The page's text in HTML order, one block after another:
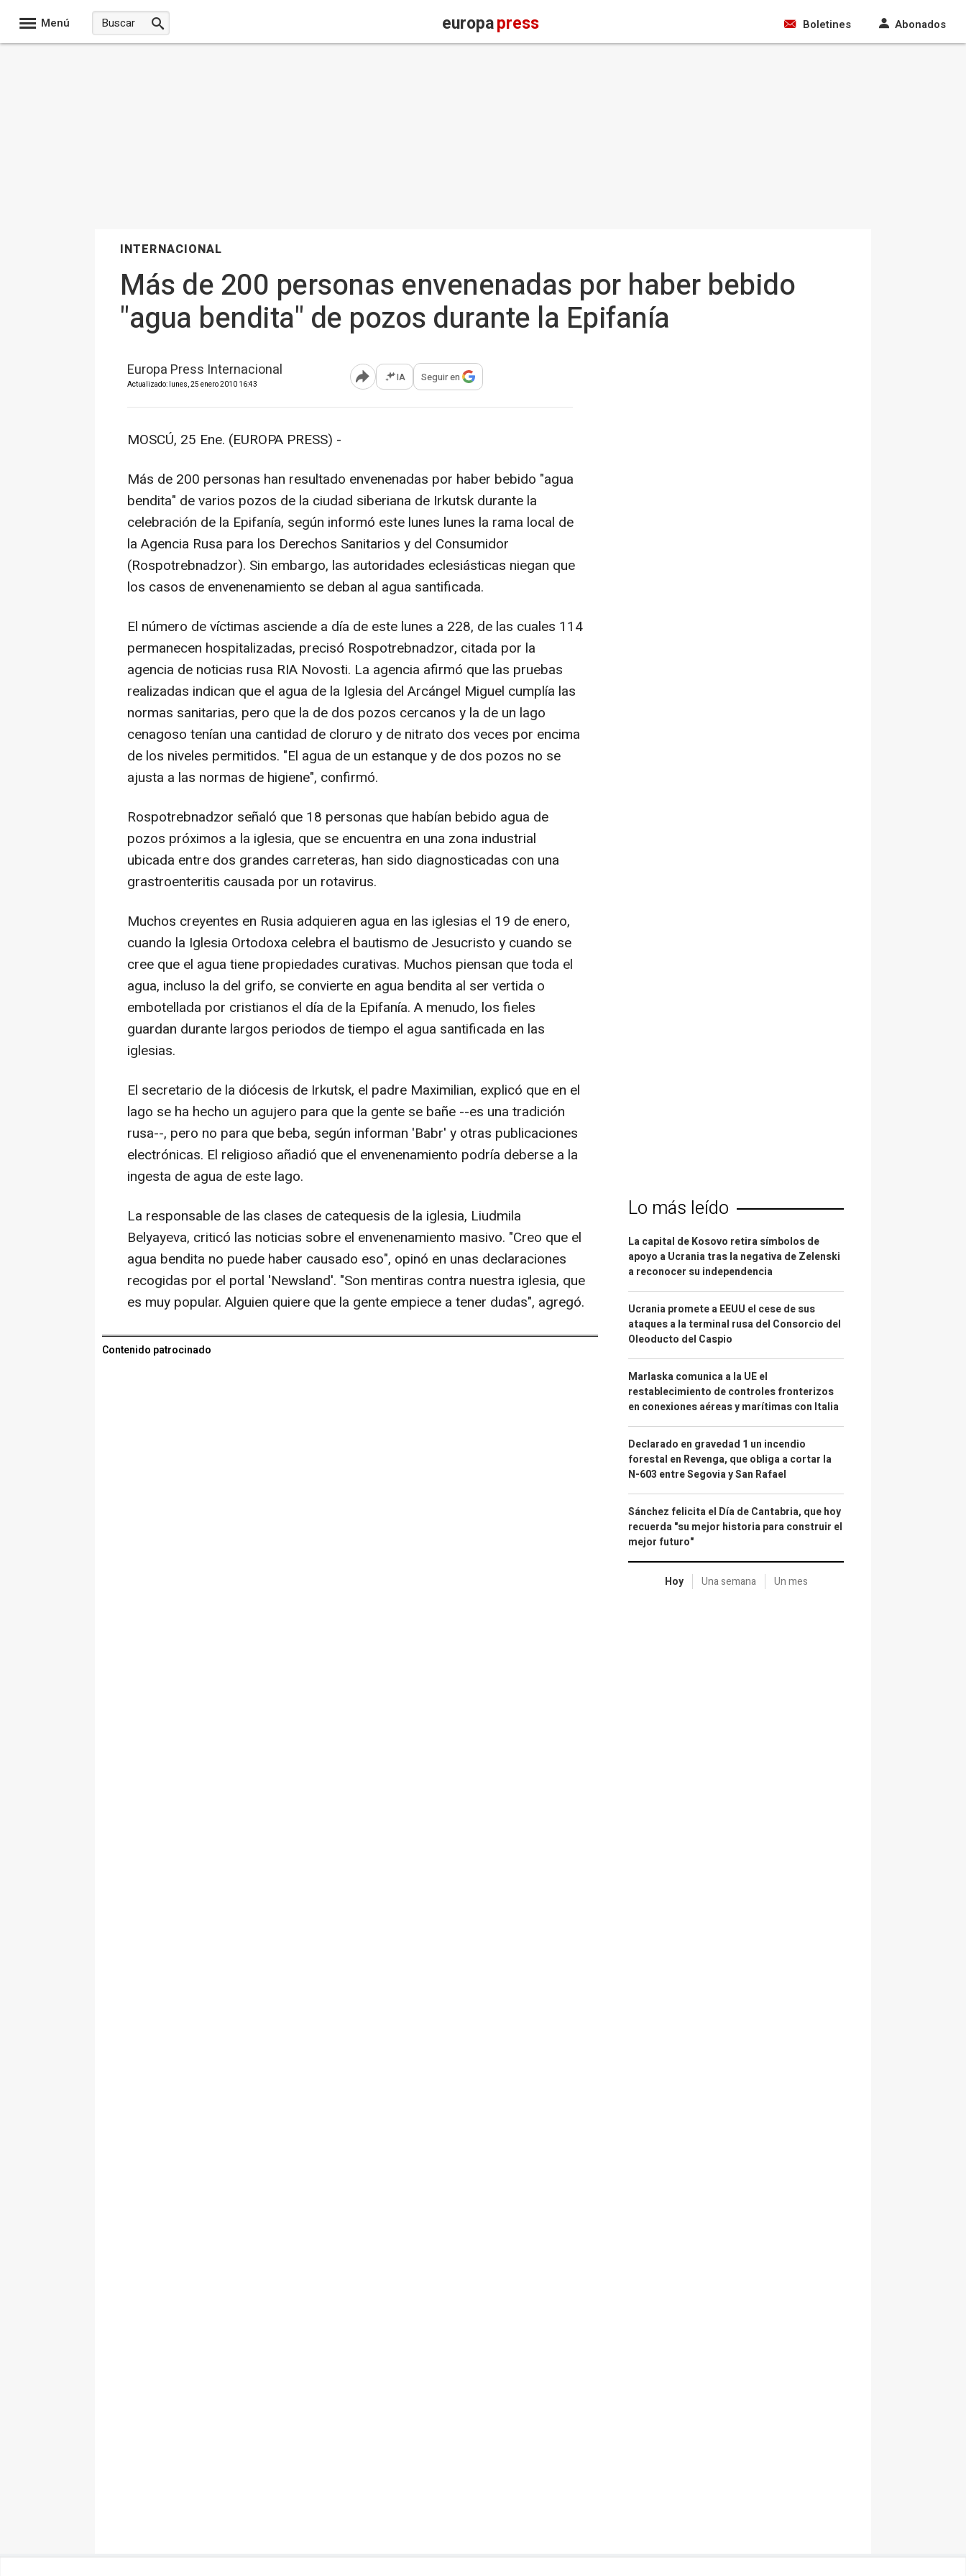
Menú europapress Boletines Abonados
INTERNACIONAL
Más de 200 personas envenenadas por haber bebido
"agua bendita" de pozos durante la Epifanía
Europa Press Internacional
Actualizado: lunes, 25 enero 2010 16:43 Abrir opciones para compartir
IA Seguir en
MOSCÚ, 25 Ene. (EUROPA PRESS) -
Más de 200 personas han resultado envenenadas por haber bebido "agua
bendita" de varios pozos de la ciudad siberiana de Irkutsk durante la
celebración de la Epifanía, según informó este lunes lunes la rama local de
la Agencia Rusa para los Derechos Sanitarios y del Consumidor
(Rospotrebnadzor). Sin embargo, las autoridades eclesiásticas niegan que
los casos de envenenamiento se deban al agua santificada.
El número de víctimas asciende a día de este lunes a 228, de las cuales 114
permanecen hospitalizadas, precisó Rospotrebnadzor, citada por la
agencia de noticias rusa RIA Novosti. La agencia afirmó que las pruebas
realizadas indican que el agua de la Iglesia del Arcángel Miguel cumplía las
normas sanitarias, pero que la de dos pozos cercanos y la de un lago
cenagoso tenían una cantidad de cloruro y de nitrato dos veces por encima
de los niveles permitidos. "El agua de un estanque y de dos pozos no se
ajusta a las normas de higiene", confirmó.
Rospotrebnadzor señaló que 18 personas que habían bebido agua de
pozos próximos a la iglesia, que se encuentra en una zona industrial
ubicada entre dos grandes carreteras, han sido diagnosticadas con una
grastroenteritis causada por un rotavirus.
Muchos creyentes en Rusia adquieren agua en las iglesias el 19 de enero,
cuando la Iglesia Ortodoxa celebra el bautismo de Jesucristo y cuando se
cree que el agua tiene propiedades curativas. Muchos piensan que toda el
agua, incluso la del grifo, se convierte en agua bendita al ser vertida o
embotellada por cristianos el día de la Epifanía. A menudo, los fieles
guardan durante largos periodos de tiempo el agua santificada en las
iglesias.
El secretario de la diócesis de Irkutsk, el padre Maximilian, explicó que en el
lago se ha hecho un agujero para que la gente se bañe --es una tradición
rusa--, pero no para que beba, según informan 'Babr' y otras publicaciones
electrónicas. El religioso añadió que el envenenamiento podría deberse a la
ingesta de agua de este lago.
La responsable de las clases de catequesis de la iglesia, Liudmila
Belyayeva, criticó las noticias sobre el envenenamiento masivo. "Creo que el
agua bendita no puede haber causado eso", opinó en unas declaraciones
recogidas por el portal 'Newsland'. "Son mentiras contra nuestra iglesia, que
es muy popular. Alguien quiere que la gente empiece a tener dudas", agregó.
Contenido patrocinado
Lo más leído
La capital de Kosovo retira símbolos de
apoyo a Ucrania tras la negativa de Zelenski
a reconocer su independencia
Ucrania promete a EEUU el cese de sus
ataques a la terminal rusa del Consorcio del
Oleoducto del Caspio
Marlaska comunica a la UE el
restablecimiento de controles fronterizos
en conexiones aéreas y marítimas con Italia
Declarado en gravedad 1 un incendio
forestal en Revenga, que obliga a cortar la
N-603 entre Segovia y San Rafael
Sánchez felicita el Día de Cantabria, que hoy
recuerda "su mejor historia para construir el
mejor futuro"
Hoy Una semana Un mes